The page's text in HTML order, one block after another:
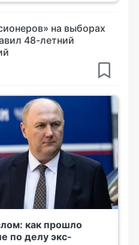
на выборах
48-летний
как прошло
по делу экс-